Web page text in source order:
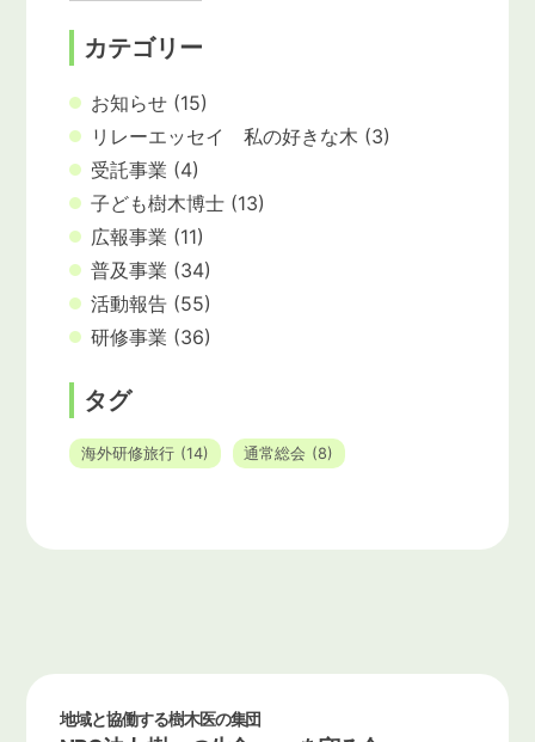
カテゴリー
お知らせ (15)
リレーエッセイ 私の好きな木 (3)
受託事業 (4)
子ども樹木博士 (13)
広報事業 (11)
普及事業 (34)
活動報告 (55)
研修事業 (36)
タグ
海外研修旅行 (14) 通常総会 (8)
地域と協働する樹木医の集団